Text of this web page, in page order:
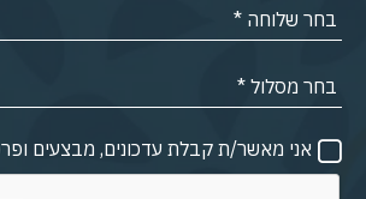
אני מאשר/ת קבלת עדכונים, מבצעים